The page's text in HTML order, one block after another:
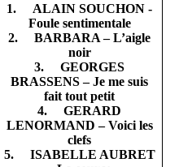
1. ALAIN SOUCHON -
Foule sentimentale
2. BARBARA – L’aigle
noir
3. GEORGES
BRASSENS – Je me suis
fait tout petit
4. GERARD
LENORMAND – Voici les
clefs
5. ISABELLE AUBRET